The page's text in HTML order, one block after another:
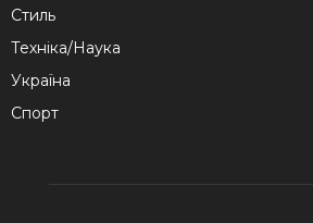
Стиль
Техніка/Наука
Україна
Спорт